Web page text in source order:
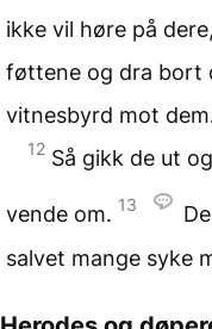
ikke vil høre på
føttene og dra bort
vitnesbyrd mot
12 Så gikk de ut
vende om. 13
salvet mange syke